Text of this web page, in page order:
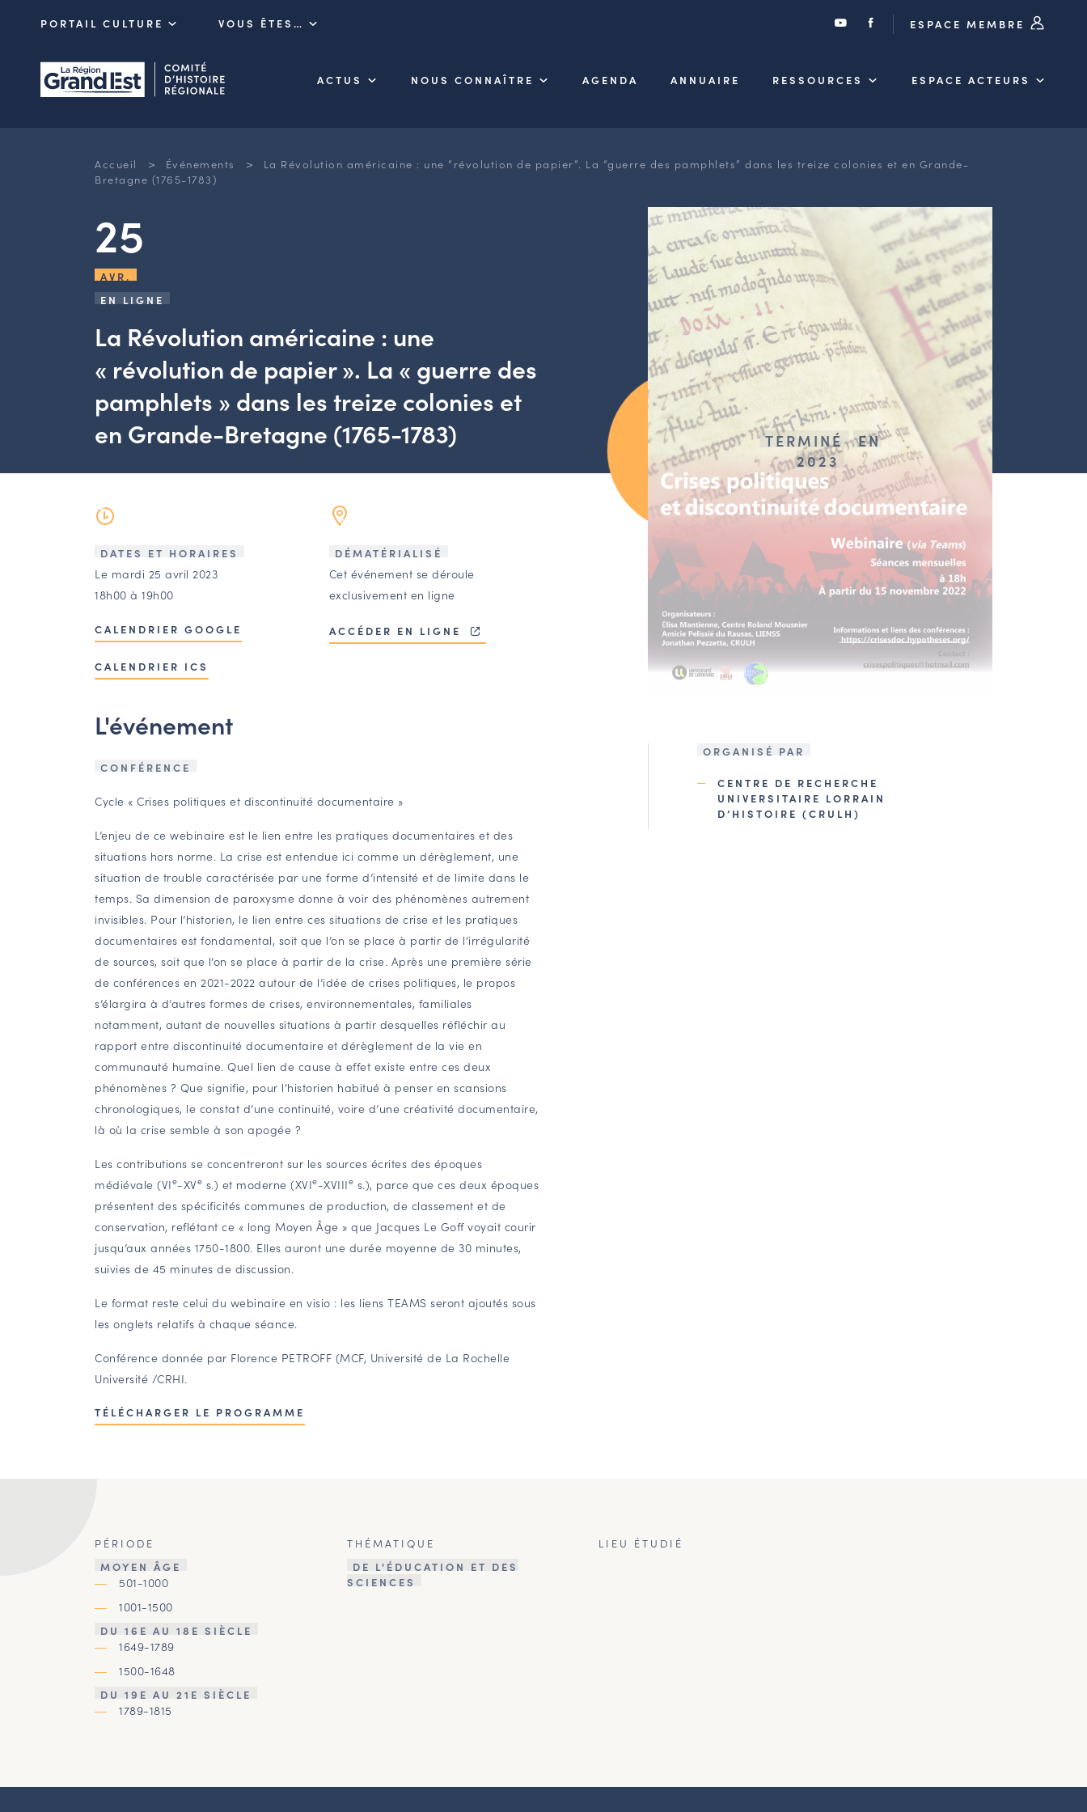
PORTAIL CULTURE VOUS ÊTES… ESPACE MEMBRE
ACTUS NOUS CONNAÎTRE AGENDA ANNUAIRE RESSOURCES ESPACE ACTEURS
Accueil > Événements >
La Révolution américaine : une “révolution de papier”. La “guerre des pamphlets” dans les treize colonies et en Grande-
Bretagne (1765-1783)
25
AVR.
EN LIGNE
La Révolution américaine : une
« révolution de papier ». La « guerre des
pamphlets » dans les treize colonies et
en Grande-Bretagne (1765-1783)
DATES ET HORAIRES
Le mardi 25 avril 2023
18h00 à 19h00
CALENDRIER GOOGLE
CALENDRIER ICS
DÉMATÉRIALISÉ
Cet événement se déroule
exclusivement en ligne
ACCÉDER EN LIGNE
L'événement
CONFÉRENCE
Cycle « Crises politiques et discontinuité documentaire »
L’enjeu de ce webinaire est le lien entre les pratiques documentaires et des
situations hors norme. La crise est entendue ici comme un dérèglement, une
situation de trouble caractérisée par une forme d’intensité et de limite dans le
temps. Sa dimension de paroxysme donne à voir des phénomènes autrement
invisibles. Pour l’historien, le lien entre ces situations de crise et les pratiques
documentaires est fondamental, soit que l’on se place à partir de l’irrégularité
de sources, soit que l’on se place à partir de la crise. Après une première série
de conférences en 2021-2022 autour de l’idée de crises politiques, le propos
s’élargira à d’autres formes de crises, environnementales, familiales
notamment, autant de nouvelles situations à partir desquelles réfléchir au
rapport entre discontinuité documentaire et dérèglement de la vie en
communauté humaine. Quel lien de cause à effet existe entre ces deux
phénomènes ? Que signifie, pour l’historien habitué à penser en scansions
chronologiques, le constat d’une continuité, voire d’une créativité documentaire,
là où la crise semble à son apogée ?
Les contributions se concentreront sur les sources écrites des époques
médiévale (VIe-XVe s.) et moderne (XVIe-XVIIIe s.), parce que ces deux époques
présentent des spécificités communes de production, de classement et de
conservation, reflétant ce « long Moyen Âge » que Jacques Le Goff voyait courir
jusqu’aux années 1750-1800. Elles auront une durée moyenne de 30 minutes,
suivies de 45 minutes de discussion.
Le format reste celui du webinaire en visio : les liens TEAMS seront ajoutés sous
les onglets relatifs à chaque séance.
Conférence donnée par Florence PETROFF (MCF, Université de La Rochelle
Université /CRHI.
TÉLÉCHARGER LE PROGRAMME
TERMINÉ
EN
2023
ORGANISÉ PAR
CENTRE DE RECHERCHE
UNIVERSITAIRE LORRAIN
D’HISTOIRE (CRULH)
PÉRIODE
MOYEN ÂGE
501-1000
1001-1500
DU 16E AU 18E SIÈCLE
1649-1789
1500-1648
DU 19E AU 21E SIÈCLE
1789-1815
THÉMATIQUE
DE L'ÉDUCATION ET DES
SCIENCES
LIEU ÉTUDIÉ